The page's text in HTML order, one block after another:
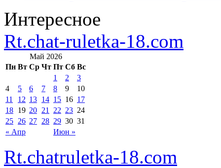
Интересное
Rt.chat-ruletka-18.com
Май 2026
Пн Вт Ср Чт Пт Сб Вс
« Апр Июн »
1 2
3
4
5 6 7 8 9
10
11
12 13 14 15 16 17
18 19 20 21 22 23 24
25 26 27 28 29 30 31
Rt.chatruletka-18.com